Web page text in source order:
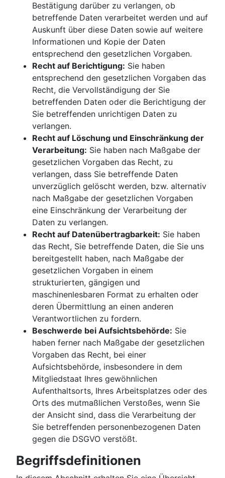
Bestätigung darüber zu verlangen, ob
betreffende Daten verarbeitet werden und auf
Auskunft über diese Daten sowie auf weitere
Informationen und Kopie der Daten
entsprechend den gesetzlichen Vorgaben.
Recht auf Berichtigung: Sie haben
entsprechend den gesetzlichen Vorgaben das
Recht, die Vervollständigung der Sie
betreffenden Daten oder die Berichtigung der
Sie betreffenden unrichtigen Daten zu
verlangen.
Recht auf Löschung und Einschränkung der
Verarbeitung: Sie haben nach Maßgabe der
gesetzlichen Vorgaben das Recht, zu
verlangen, dass Sie betreffende Daten
unverzüglich gelöscht werden, bzw. alternativ
nach Maßgabe der gesetzlichen Vorgaben
eine Einschränkung der Verarbeitung der
Daten zu verlangen.
Recht auf Datenübertragbarkeit: Sie haben
das Recht, Sie betreffende Daten, die Sie uns
bereitgestellt haben, nach Maßgabe der
gesetzlichen Vorgaben in einem
strukturierten, gängigen und
maschinenlesbaren Format zu erhalten oder
deren Übermittlung an einen anderen
Verantwortlichen zu fordern.
Beschwerde bei Aufsichtsbehörde: Sie
haben ferner nach Maßgabe der gesetzlichen
Vorgaben das Recht, bei einer
Aufsichtsbehörde, insbesondere in dem
Mitgliedstaat Ihres gewöhnlichen
Aufenthaltsorts, Ihres Arbeitsplatzes oder des
Orts des mutmaßlichen Verstoßes, wenn Sie
der Ansicht sind, dass die Verarbeitung der
Sie betreffenden personenbezogenen Daten
gegen die DSGVO verstößt.
Begriffsdefinitionen